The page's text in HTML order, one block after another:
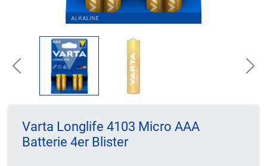
Previous
Varta Longlife 4103 Micro AAA
Batterie 4er Blister